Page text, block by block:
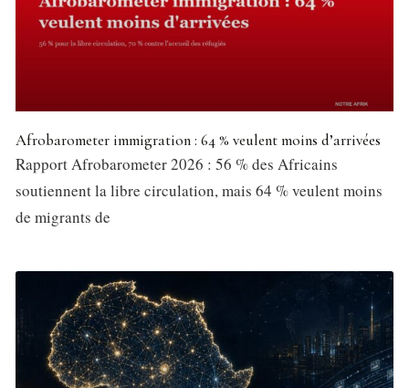
Afrobarometer immigration : 64 % veulent moins d’arrivées
Rapport Afrobarometer 2026 : 56 % des Africains
soutiennent la libre circulation, mais 64 % veulent moins
de migrants de